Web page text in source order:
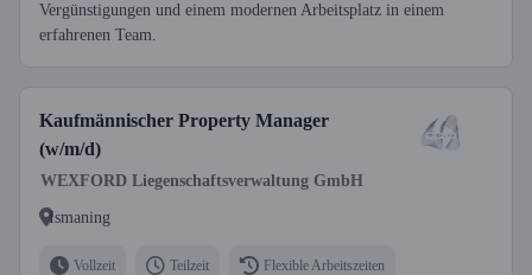
Vergünstigungen und einem modernen Arbeitsplatz in einem
erfahrenen Team.
Kaufmännischer Property Manager
(w/m/d)
WEXFORD Liegenschaftsverwaltung GmbH
Ismaning
Vollzeit Teilzeit Flexible Arbeitszeiten